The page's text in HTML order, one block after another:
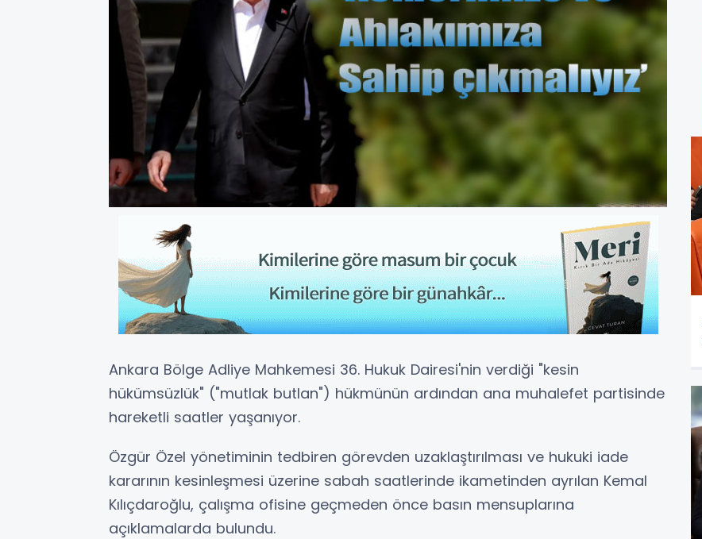
Ankara Bölge Adliye Mahkemesi 36. Hukuk Dairesi'nin verdiği "kesin
hükümsüzlük" ("mutlak butlan") hükmünün ardından ana muhalefet partisinde
hareketli saatler yaşanıyor.
Özgür Özel yönetiminin tedbiren görevden uzaklaştırılması ve hukuki iade
kararının kesinleşmesi üzerine sabah saatlerinde ikametinden ayrılan Kemal
Kılıçdaroğlu, çalışma ofisine geçmeden önce basın mensuplarına
açıklamalarda bulundu.